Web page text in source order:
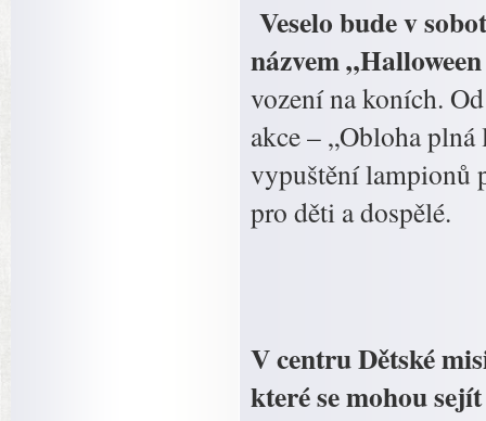
Veselo bude v
názvem
vození na koních.
akce – „Obloha
vypuštění lampionů
pro děti a dospělé.
V centru Dětské
které se mohou